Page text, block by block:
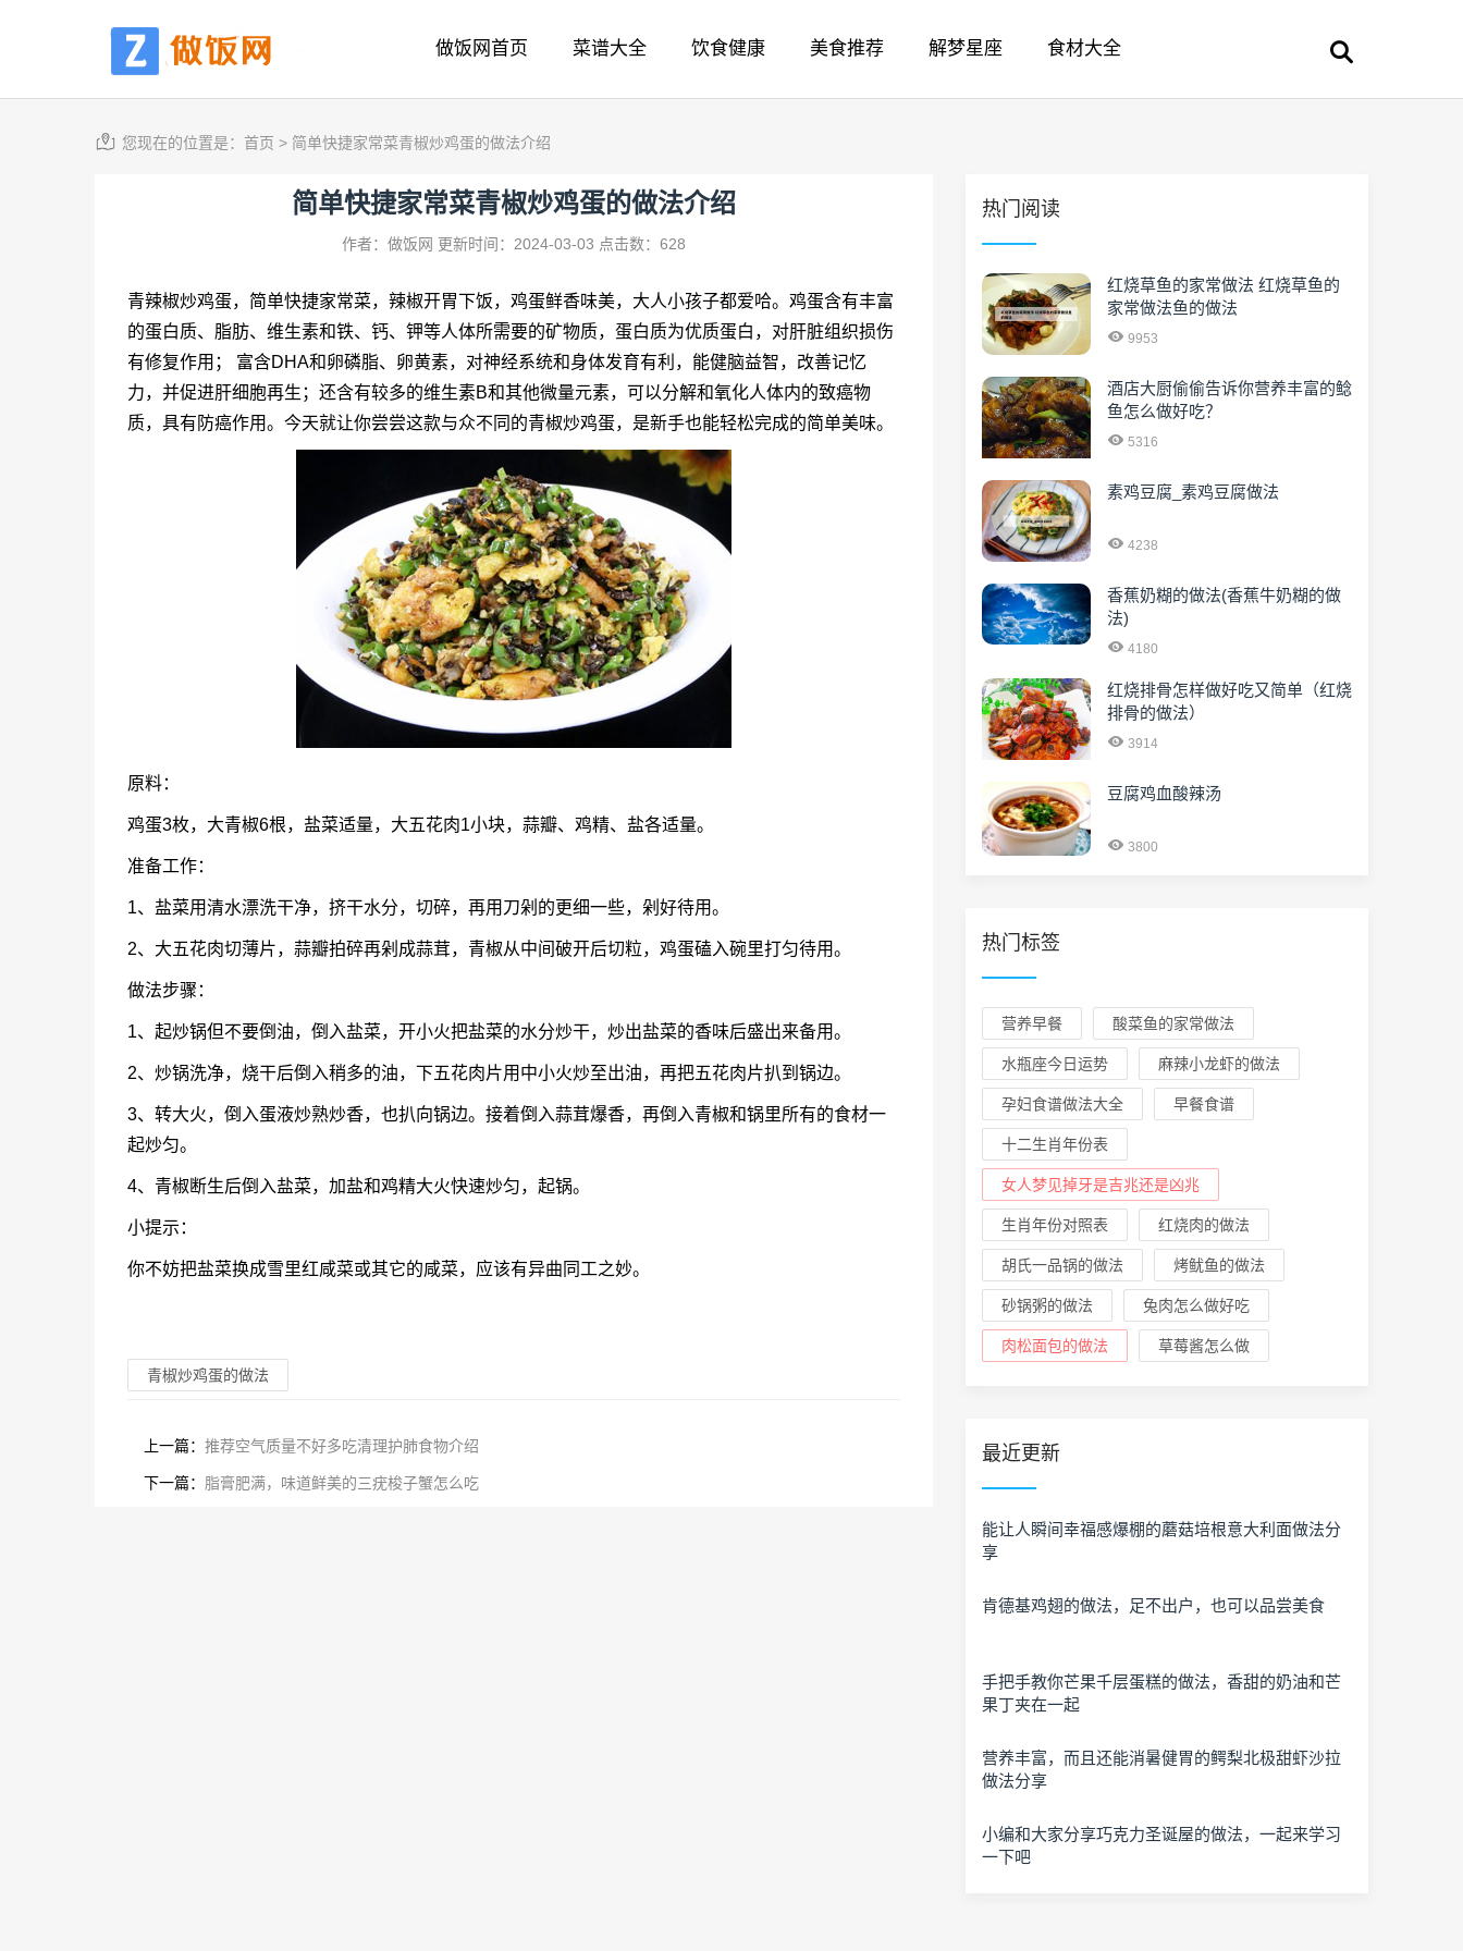
做饭网首页 菜谱大全 饮食健康 美食推荐 解梦星座 食材大全
您现在的位置是： 首页 > 简单快捷家常菜青椒炒鸡蛋的做法介绍
简单快捷家常菜青椒炒鸡蛋的做法介绍
作者：做饭网 更新时间：2024-03-03 点击数：628
青辣椒炒鸡蛋，简单快捷家常菜，辣椒开胃下饭，鸡蛋鲜香味美，大人小孩子都爱哈。鸡蛋含有丰富
的蛋白质、脂肪、维生素和铁、钙、钾等人体所需要的矿物质，蛋白质为优质蛋白，对肝脏组织损伤
有修复作用； 富含DHA和卵磷脂、卵黄素，对神经系统和身体发育有利，能健脑益智，改善记忆
力，并促进肝细胞再生；还含有较多的维生素B和其他微量元素，可以分解和氧化人体内的致癌物
质，具有防癌作用。今天就让你尝尝这款与众不同的青椒炒鸡蛋，是新手也能轻松完成的简单美味。
原料：
鸡蛋3枚，大青椒6根，盐菜适量，大五花肉1小块，蒜瓣、鸡精、盐各适量。
准备工作：
1、盐菜用清水漂洗干净，挤干水分，切碎，再用刀剁的更细一些，剁好待用。
2、大五花肉切薄片，蒜瓣拍碎再剁成蒜茸，青椒从中间破开后切粒，鸡蛋磕入碗里打匀待用。
做法步骤：
1、起炒锅但不要倒油，倒入盐菜，开小火把盐菜的水分炒干，炒出盐菜的香味后盛出来备用。
2、炒锅洗净，烧干后倒入稍多的油，下五花肉片用中小火炒至出油，再把五花肉片扒到锅边。
3、转大火，倒入蛋液炒熟炒香，也扒向锅边。接着倒入蒜茸爆香，再倒入青椒和锅里所有的食材一
起炒匀。
4、青椒断生后倒入盐菜，加盐和鸡精大火快速炒匀，起锅。
小提示：
你不妨把盐菜换成雪里红咸菜或其它的咸菜，应该有异曲同工之妙。
青椒炒鸡蛋的做法
上一篇： 推荐空气质量不好多吃清理护肺食物介绍
下一篇： 脂膏肥满，味道鲜美的三疣梭子蟹怎么吃
热门阅读
红烧草鱼的家常做法 红烧草鱼的
家常做法鱼的做法
9953
酒店大厨偷偷告诉你营养丰富的鲶
鱼怎么做好吃？
5316
素鸡豆腐_素鸡豆腐做法
4238
香蕉奶糊的做法(香蕉牛奶糊的做
法)
4180
红烧排骨怎样做好吃又简单（红烧
排骨的做法）
3914
豆腐鸡血酸辣汤
3800
热门标签
营养早餐 酸菜鱼的家常做法
水瓶座今日运势 麻辣小龙虾的做法
孕妇食谱做法大全 早餐食谱
十二生肖年份表
女人梦见掉牙是吉兆还是凶兆
生肖年份对照表 红烧肉的做法
胡氏一品锅的做法 烤鱿鱼的做法
砂锅粥的做法 兔肉怎么做好吃
肉松面包的做法 草莓酱怎么做
最近更新
能让人瞬间幸福感爆棚的蘑菇培根意大利面做法分
享
肯德基鸡翅的做法，足不出户，也可以品尝美食
手把手教你芒果千层蛋糕的做法，香甜的奶油和芒
果丁夹在一起
营养丰富，而且还能消暑健胃的鳄梨北极甜虾沙拉
做法分享
小编和大家分享巧克力圣诞屋的做法，一起来学习
一下吧